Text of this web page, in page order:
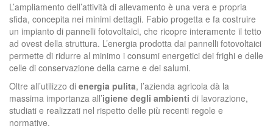
L’ampliamento dell’attività di allevamento è una vera e propria
sfida, concepita nei minimi dettagli. Fabio progetta e fa costruire
un impianto di pannelli fotovoltaici, che ricopre interamente il tetto
ad ovest della struttura. L’energia prodotta dai pannelli fotovoltaici
permette di ridurre al minimo i consumi energetici dei frighi e delle
celle di conservazione della carne e dei salumi.
Oltre all’utilizzo di energia pulita, l’azienda agricola dà la
massima importanza all’igiene degli ambienti di lavorazione,
studiati e realizzati nel rispetto delle più recenti regole e
normative.